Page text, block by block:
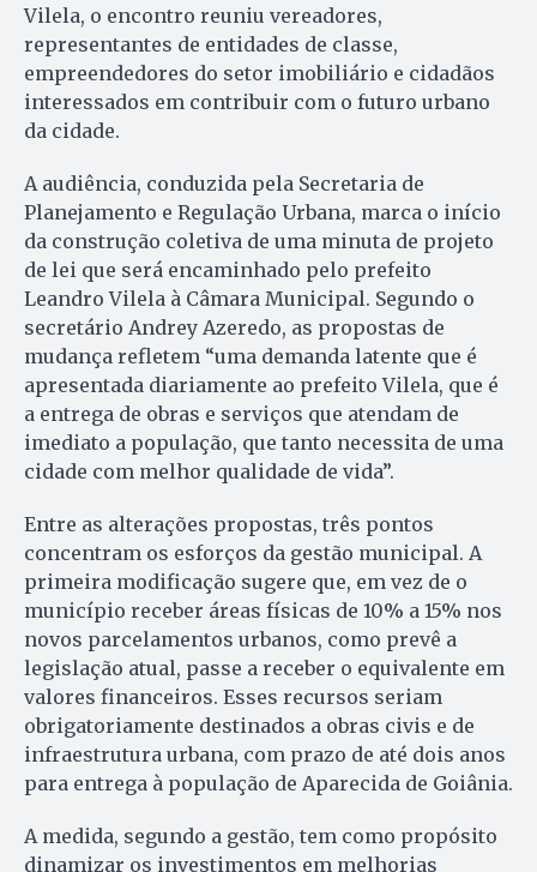
Vilela, o encontro reuniu vereadores,
representantes de entidades de classe,
empreendedores do setor imobiliário e cidadãos
interessados em contribuir com o futuro urbano
da cidade.
A audiência, conduzida pela Secretaria de
Planejamento e Regulação Urbana, marca o início
da construção coletiva de uma minuta de projeto
de lei que será encaminhado pelo prefeito
Leandro Vilela à Câmara Municipal. Segundo o
secretário Andrey Azeredo, as propostas de
mudança refletem “uma demanda latente que é
apresentada diariamente ao prefeito Vilela, que é
a entrega de obras e serviços que atendam de
imediato a população, que tanto necessita de uma
cidade com melhor qualidade de vida”.
Entre as alterações propostas, três pontos
concentram os esforços da gestão municipal. A
primeira modificação sugere que, em vez de o
município receber áreas físicas de 10% a 15% nos
novos parcelamentos urbanos, como prevê a
legislação atual, passe a receber o equivalente em
valores financeiros. Esses recursos seriam
obrigatoriamente destinados a obras civis e de
infraestrutura urbana, com prazo de até dois anos
para entrega à população de Aparecida de Goiânia.
A medida, segundo a gestão, tem como propósito
dinamizar os investimentos em melhorias